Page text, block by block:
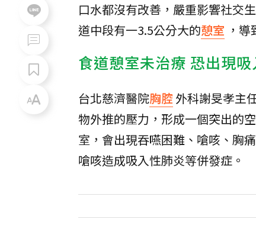
口水都沒有改善，嚴重影響社交
道中段有一3.5公分大的憩室 ，
食道憩室未治療 恐出現吸
台北慈濟醫院胸腔 外科謝旻孝主
物外推的壓力，形成一個突出的
室，會出現吞嚥困難、嗆咳、胸
嗆咳造成吸入性肺炎等併發症。